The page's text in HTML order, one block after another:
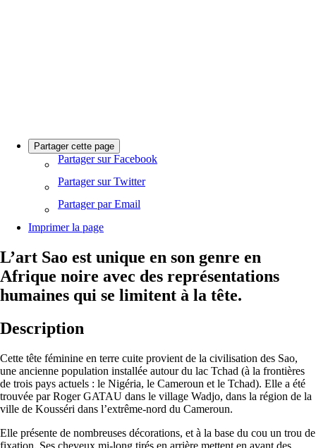
Partager cette page
Partager sur Facebook
Partager sur Twitter
Partager par Email
Imprimer la page
L’art Sao est unique en son genre en
Afrique noire avec des représentations
humaines qui se limitent à la tête.
Description
Cette tête féminine en terre cuite provient de la civilisation des Sao,
une ancienne population installée autour du lac Tchad (à la frontières
de trois pays actuels : le Nigéria, le Cameroun et le Tchad). Elle a été
trouvée par Roger GATAU dans le village Wadjo, dans la région de la
ville de Kousséri dans l’extrême-nord du Cameroun.
Elle présente de nombreuses décorations, et à la base du cou un trou de